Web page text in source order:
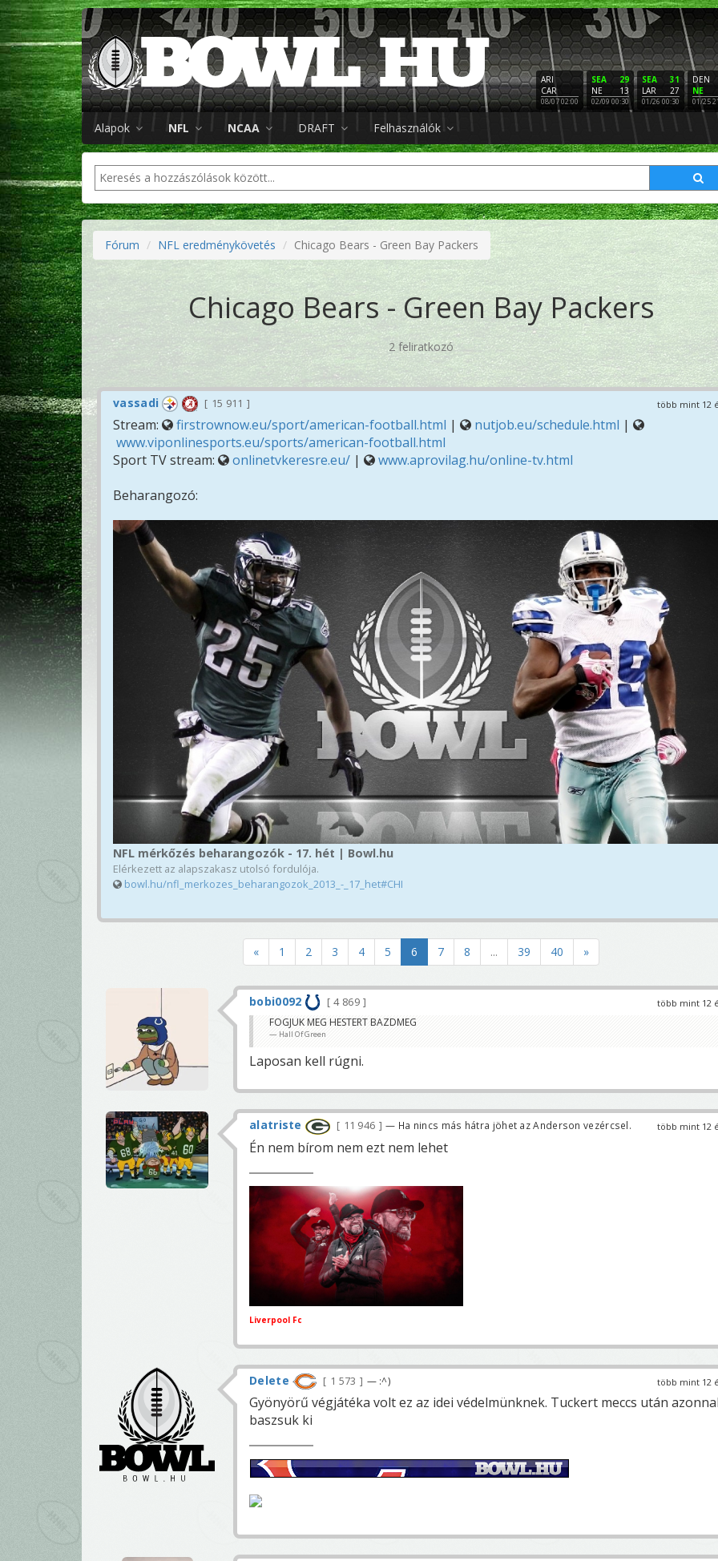
ARI
CAR
08/07 02:00
29
SEA
13
NE
02/09 00:30
31
SEA
27
LAR
01/26 00:30
DEN
NE
01/25
Alapok NFL NCAA DRAFT Felhasználók
Fórum NFL eredménykövetés Chicago Bears - Green Bay Packers
Chicago Bears - Green Bay Packers
2 feliratkozó
több mint 12
vassadi 15 911
Stream: firstrownow.eu/sport/american-football.html | nutjob.eu/schedule.html |
www.viponlinesports.eu/sports/american-football.html
Sport TV stream:
onlinetvkeresre.eu/ |
www.aprovilag.hu/online-tv.html
Beharangozó:
NFL mérkőzés beharangozók - 17. hét | Bowl.hu
Elérkezett az alapszakasz utolsó fordulója.
bowl.hu/nfl_merkozes_beharangozok_2013_-_17_het#CHI
« 1 2 3 4 5 6 7 8 ... 39 40 »
több mint 12
bobi0092
4 869
FOGJUK MEG HESTERT BAZDMEG
Hall Of Green
Laposan kell rúgni.
több mint 12
alatriste 11 946 — Ha nincs más hátra jöhet az Anderson vezércsel.
Én nem bírom nem ezt nem lehet
Liverpool Fc
több mint 12
Delete 1 573 — :^)
Gyönyörű végjátéka volt ez az idei védelmünknek. Tuckert meccs után
baszsuk ki